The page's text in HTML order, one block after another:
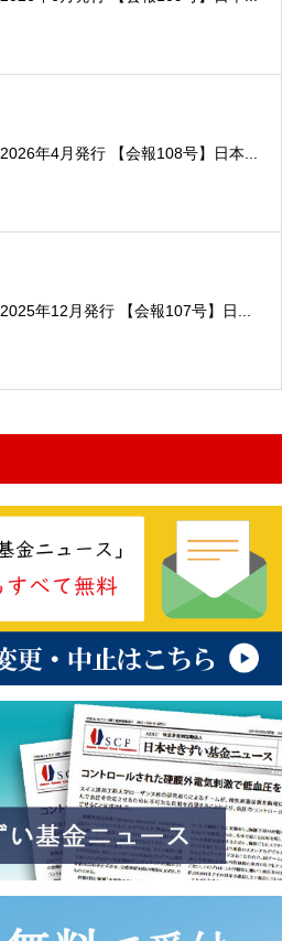
2026年4月発行 【会報108号】日本...
2025年12月発行 【会報107号】日...